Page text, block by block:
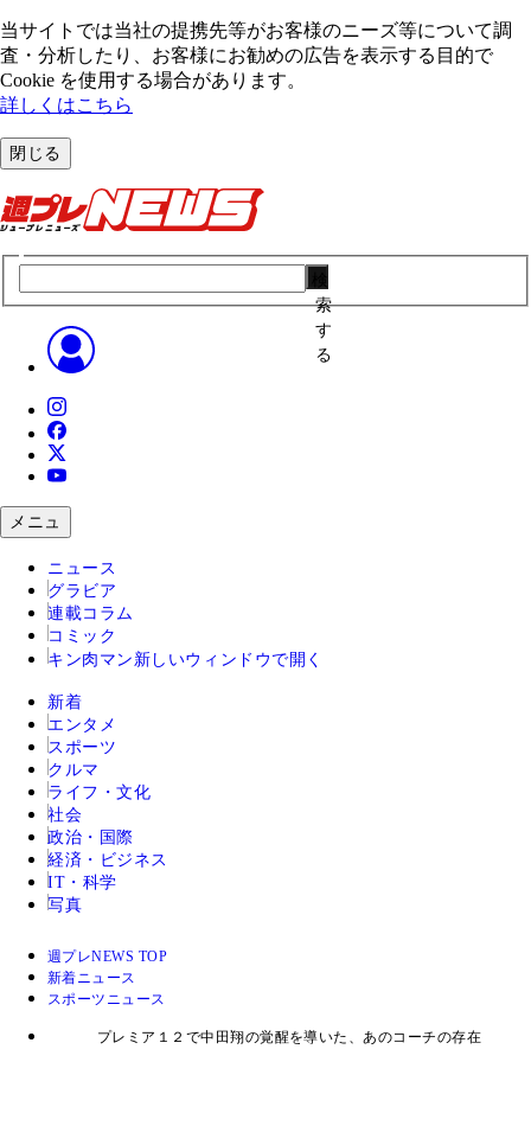
当サイトでは当社の提携先等がお客様のニーズ等について調
査・分析したり、お客様にお勧めの広告を表⽰する⽬的で
Cookie を使⽤する場合があります。
詳しくはこちら
閉じる
索
す
る
メニュ
ニュース
グラビア
連載コラム
コミック
キン肉マン 新しいウィンドウで開く
新着
エンタメ
スポーツ
クルマ
ライフ・文化
社会
政治・国際
経済・ビジネス
IT・科学
写真
週プレNEWS TOP
新着ニュース
スポーツニュース
プレミア１２で中田翔の覚醒を導いた、あのコーチの存在